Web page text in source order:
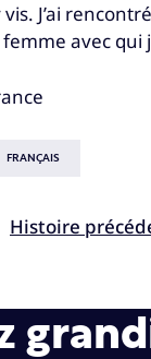
vis. J’ai
femme avec qui
FRANÇAIS
Histoire